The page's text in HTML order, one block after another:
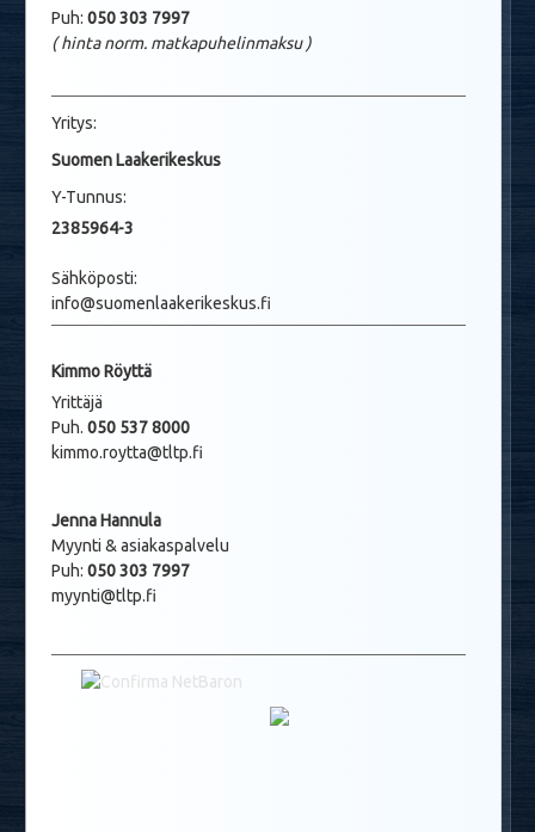
Puh: 050 303 7997
( hinta norm. matkapuhelinmaksu )
Yritys:
Suomen Laakerikeskus
Y-Tunnus:
2385964-3
Sähköposti:
info@suomenlaakerikeskus.fi
Kimmo Röyttä
Yrittäjä
Puh. 050 537 8000
kimmo.roytta@tltp.fi
Jenna Hannula
Myynti & asiakaspalvelu
Puh: 050 303 7997
myynti@tltp.fi